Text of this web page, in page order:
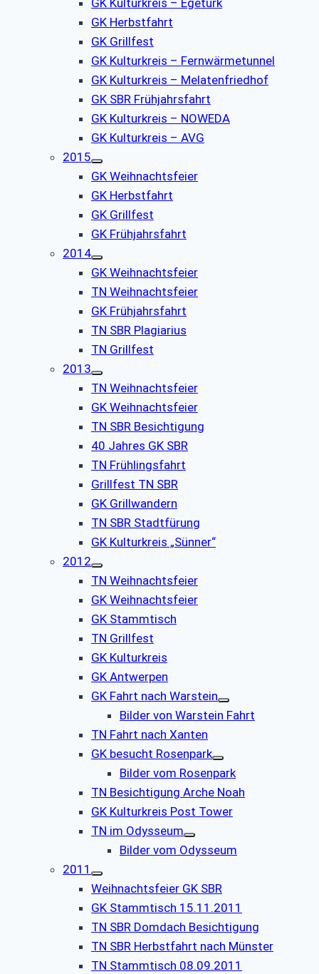
GK Herbstfahrt
GK Grillfest
GK Kulturkreis – Fernwärmetunnel
GK Kulturkreis – Melatenfriedhof
GK SBR Frühjahrsfahrt
GK Kulturkreis – NOWEDA
GK Kulturkreis – AVG
2015
GK Weihnachtsfeier
GK Herbstfahrt
GK Grillfest
GK Frühjahrsfahrt
2014
GK Weihnachtsfeier
TN Weihnachtsfeier
GK Frühjahrsfahrt
TN SBR Plagiarius
TN Grillfest
2013
TN Weihnachtsfeier
GK Weihnachtsfeier
TN SBR Besichtigung
40 Jahres GK SBR
TN Frühlingsfahrt
Grillfest TN SBR
GK Grillwandern
TN SBR Stadtfürung
GK Kulturkreis „Sünner“
2012
TN Weihnachtsfeier
GK Weihnachtsfeier
GK Stammtisch
TN Grillfest
GK Kulturkreis
GK Antwerpen
GK Fahrt nach Warstein
Bilder von Warstein Fahrt
TN Fahrt nach Xanten
GK besucht Rosenpark
Bilder vom Rosenpark
TN Besichtigung Arche Noah
GK Kulturkreis Post Tower
TN im Odysseum
Bilder vom Odysseum
2011
Weihnachtsfeier GK SBR
GK Stammtisch 15.11.2011
TN SBR Domdach Besichtigung
TN SBR Herbstfahrt nach Münster
TN Stammtisch 08.09.2011